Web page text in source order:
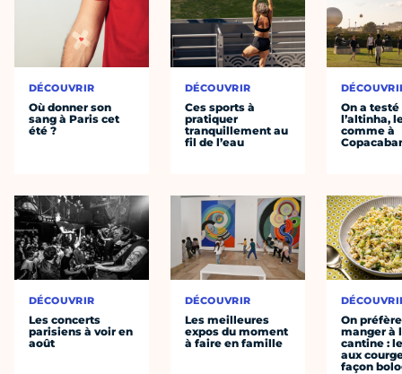
DÉCOUVRIR
Où donner son
sang à Paris cet
été ?
DÉCOUVRIR
Les concerts
parisiens à voir en
août
DÉCOUVRIR
Ces sports à
pratiquer
tranquillement au
fil de l’eau
DÉCOUVRIR
Les meilleures
expos du moment
à faire en famille
On a testé
l’altinha,
comme à
On préfère
manger à
cantine :
aux
façon